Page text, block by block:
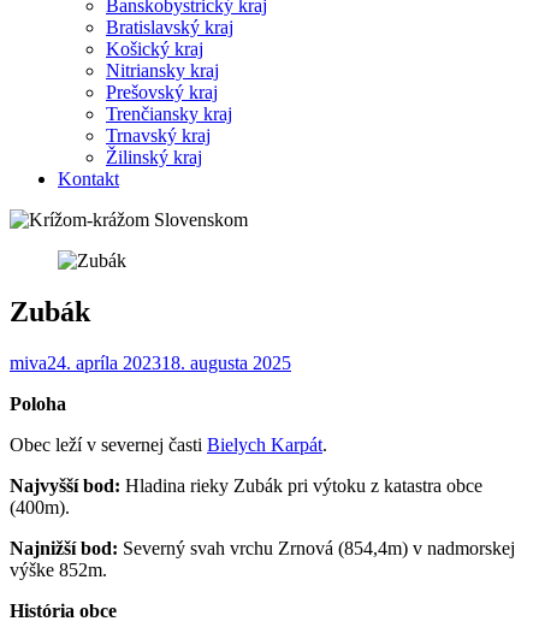
Banskobystrický kraj
Bratislavský kraj
Košický kraj
Nitriansky kraj
Prešovský kraj
Trenčiansky kraj
Trnavský kraj
Žilinský kraj
Kontakt
Zubák
miva24. apríla 202318. augusta 2025
Poloha
Obec leží v severnej časti Bielych Karpát.
Najvyšší bod: Hladina rieky Zubák pri výtoku z katastra obce
(400m).
Najnižší bod: Severný svah vrchu Zrnová (854,4m) v nadmorskej
výške 852m.
História obce